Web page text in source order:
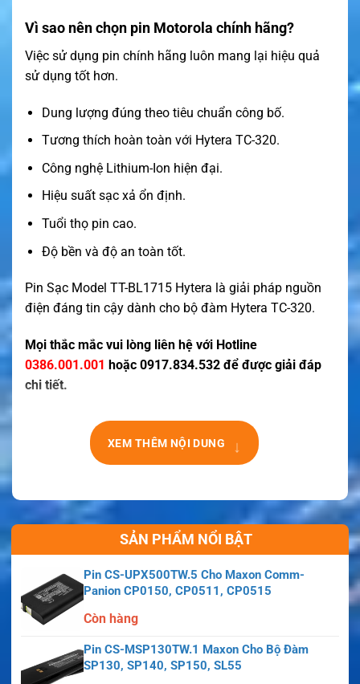
Vì sao nên chọn pin Motorola chính hãng?
Việc sử dụng pin chính hãng luôn mang lại hiệu quả
sử dụng tốt hơn.
Dung lượng đúng theo tiêu chuẩn công bố.
Tương thích hoàn toàn với Hytera TC-320.
Công nghệ Lithium-Ion hiện đại.
Hiệu suất sạc xả ổn định.
Tuổi thọ pin cao.
Độ bền và độ an toàn tốt.
Pin Sạc Model TT-BL1715 Hytera là giải pháp nguồn
điện đáng tin cậy dành cho bộ đàm Hytera TC-320.
Mọi thắc mắc vui lòng liên hệ với Hotline
0386.001.001 hoặc 0917.834.532 để được giải đáp
chi tiết.
XEM THÊM NỘI DUNG ↓
SẢN PHẨM NỔI BẬT
Pin CS-UPX500TW.5 Cho Maxon Comm-
Panion CP0150, CP0511, CP0515
Còn hàng
Pin CS-MSP130TW.1 Maxon Cho Bộ Đàm
SP130, SP140, SP150, SL55